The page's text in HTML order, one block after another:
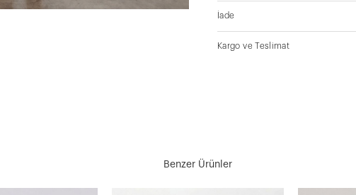
İade
Kargo ve Teslimat
Benzer Ürünler